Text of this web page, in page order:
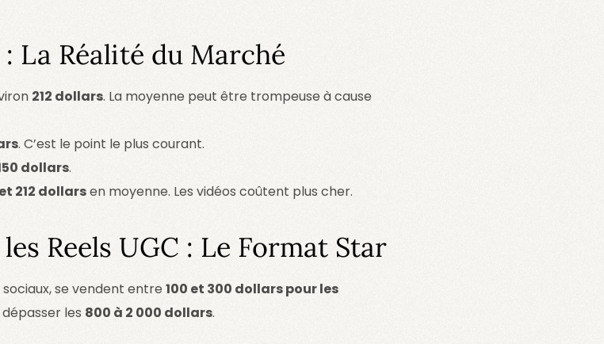
La Réalité du Marché
212 dollars. La moyenne peut être trompeuse à cause
. C’est le point le plus courant.
dollars.
212 dollarsen moyenne. Les vidéos coûtent plus cher.
Reels UGC : Le Format Star
se vendent entre100 et 300 dollars pour les
les 800 à 2 000 dollars.